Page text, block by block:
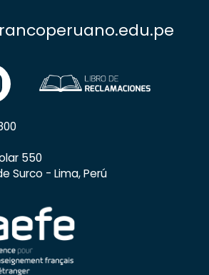
550
Surco - Lima, Perú